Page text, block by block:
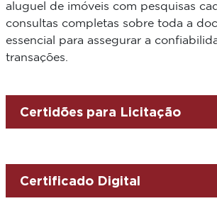
aluguel de imóveis com pesquisas
consultas completas sobre toda a
essencial para assegurar a
transações.
Certidões para Licitação
Certificado Digital